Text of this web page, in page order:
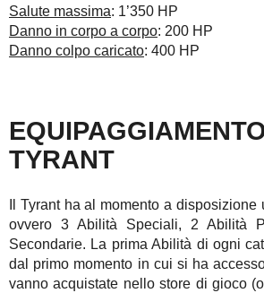
Salute massima: 1’350 HP
Danno in corpo a corpo: 200 HP
Danno colpo caricato: 400 HP
TYRANT
Il Tyrant ha al momento a
ovvero 3 Abilità Speciali, 2 Abilità
Secondarie. La prima Abilità di ogni
dal primo momento in cui si ha
vanno acquistate nello store di gioco